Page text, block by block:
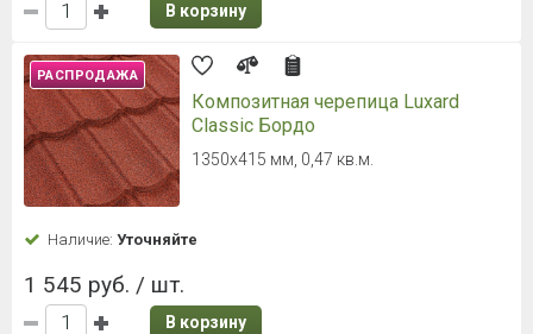
В корзину
РАСПРОДАЖА
Композитная черепица Luxard
Classic Бордо
1350х415 мм, 0,47 кв.м.
Наличие: Уточняйте
1 545 руб. / шт.
В корзину